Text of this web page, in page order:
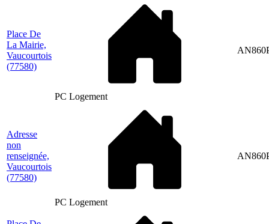
Place De
La Mairie,
Vaucourtois
(77580)
PC Logement
Adresse
non
renseignée,
Vaucourtois
(77580)
PC Logement